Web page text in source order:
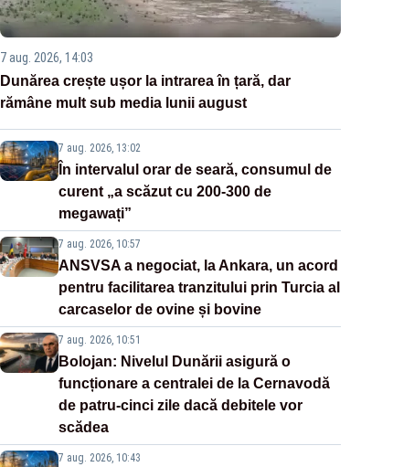
7 aug. 2026, 14:03
Dunărea crește ușor la intrarea în țară, dar
rămâne mult sub media lunii august
7 aug. 2026, 13:02
În intervalul orar de seară, consumul de
curent „a scăzut cu 200-300 de
megawați”
7 aug. 2026, 10:57
ANSVSA a negociat, la Ankara, un acord
pentru facilitarea tranzitului prin Turcia al
carcaselor de ovine și bovine
7 aug. 2026, 10:51
Bolojan: Nivelul Dunării asigură o
funcționare a centralei de la Cernavodă
de patru-cinci zile dacă debitele vor
scădea
7 aug. 2026, 10:43